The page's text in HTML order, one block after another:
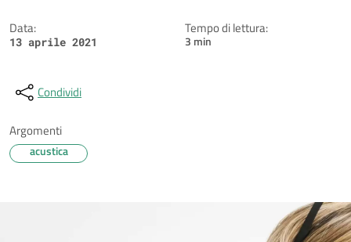
Data:
13 aprile 2021
Tempo di lettura:
3 min
Condividi
Argomenti
acustica